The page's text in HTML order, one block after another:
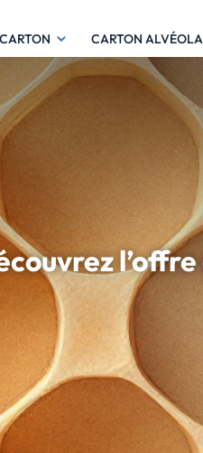
CARTON